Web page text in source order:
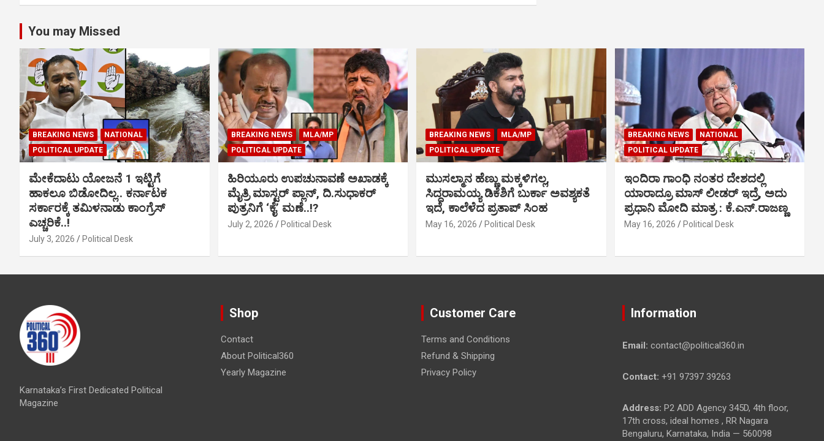
You may Missed
BREAKING NEWS
NATIONAL
POLITICAL UPDATE
ಮೇಕೆದಾಟು ಯೋಜನೆ 1 ಇಟ್ಟಿಗೆ
ಹಾಕಲೂ ಬಿಡೋದಿಲ್ಲ.. ಕರ್ನಾಟಕ
ಸರ್ಕಾರಕ್ಕೆ ತಮಿಳನಾಡು ಕಾಂಗ್ರೆಸ್
ಎಚ್ಚರಿಕೆ..!
July 3, 2026 Political Desk
BREAKING NEWS
MLA/MP
POLITICAL UPDATE
ಹಿರಿಯೂರು ಉಪಚುನಾವಣೆ ಅಖಾಡಕ್ಕೆ
ಮೈತ್ರಿ ಮಾಸ್ಟರ್ ಪ್ಲಾನ್, ದಿ.ಸುಧಾಕರ್
ಪುತ್ರನಿಗೆ ‘ಕೈ’ ಮಣೆ..!?
July 2, 2026 Political Desk
BREAKING NEWS
MLA/MP
POLITICAL UPDATE
ಮುಸಲ್ಮಾನ ಹೆಣ್ಣು ಮಕ್ಕಳಿಗಲ್ಲ,
ಸಿದ್ದರಾಮಯ್ಯ ಡಿಕೆಶಿಗೆ ಬುರ್ಕಾ ಅವಶ್ಯಕತೆ
ಇದೆ, ಕಾಲೆಳೆದ ಪ್ರತಾಪ್ ಸಿಂಹ
May 16, 2026 Political Desk
BREAKING NEWS
NATIONAL
POLITICAL UPDATE
ಇಂದಿರಾ ಗಾಂಧಿ ನಂತರ ದೇಶದಲ್ಲಿ
ಯಾರಾದ್ರೂ ಮಾಸ್ ಲೀಡರ್ ಇದ್ರೆ, ಅದು
ಪ್ರಧಾನಿ ಮೋದಿ ಮಾತ್ರ : ಕೆ.ಎನ್.ರಾಜಣ್ಣ
May 16, 2026 Political Desk
Karnataka’s First Dedicated Political
Magazine
Shop
Contact
About Political360
Yearly Magazine
Customer Care
Terms and Conditions
Refund & Shipping
Privacy Policy
Information
Email: contact@political360.in
Contact: +91 97397 39263
Address: P2 ADD Agency 345D, 4th floor,
17th cross, ideal homes , RR Nagara
Bengaluru, Karnataka, India — 560098